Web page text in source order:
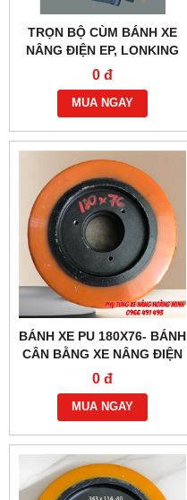
TRỌN BỘ CÙM BÁNH XE
NÂNG ĐIỆN EP, LONKING
LẮP BÁNH XE 80X60
0 đ
MUA NGAY
BÁNH XE PU 180X76- BÁNH
CÂN BẰNG XE NÂNG ĐIỆN
MIMA
0 đ
MUA NGAY